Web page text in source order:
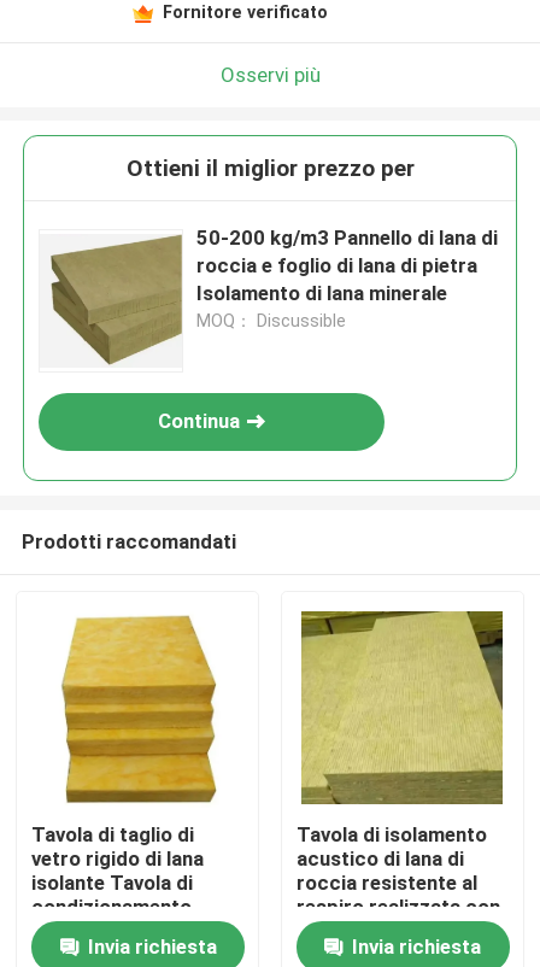
Casa
Prodotti
Fornitore verificato
Osservi più
Ottieni il miglior prezzo per
50-200 kg/m3 Pannello di lana di
roccia e foglio di lana di pietra
Isolamento di lana minerale
MOQ： Discussible
Continua
Prodotti raccomandati
Tavola di taglio di
vetro rigido di lana
isolante Tavola di
condizionamento
dell'aria
Invia richiesta
Tavola di isolamento
acustico di lana di
roccia resistente al
respiro realizzata con
materiali sostenibili
Invia richiesta